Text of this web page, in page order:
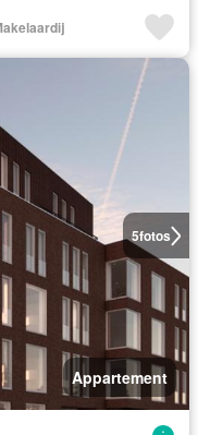
5fotos
Appartement